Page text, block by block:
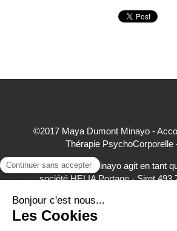
©2017 Maya Dumont Minayo -
Thérapie PsychoCorporelle
Maya Dumont Minayo agit en tant
société HELIA Portage - Siret 493
accepte à ce titre les règlements
virement bancaire et